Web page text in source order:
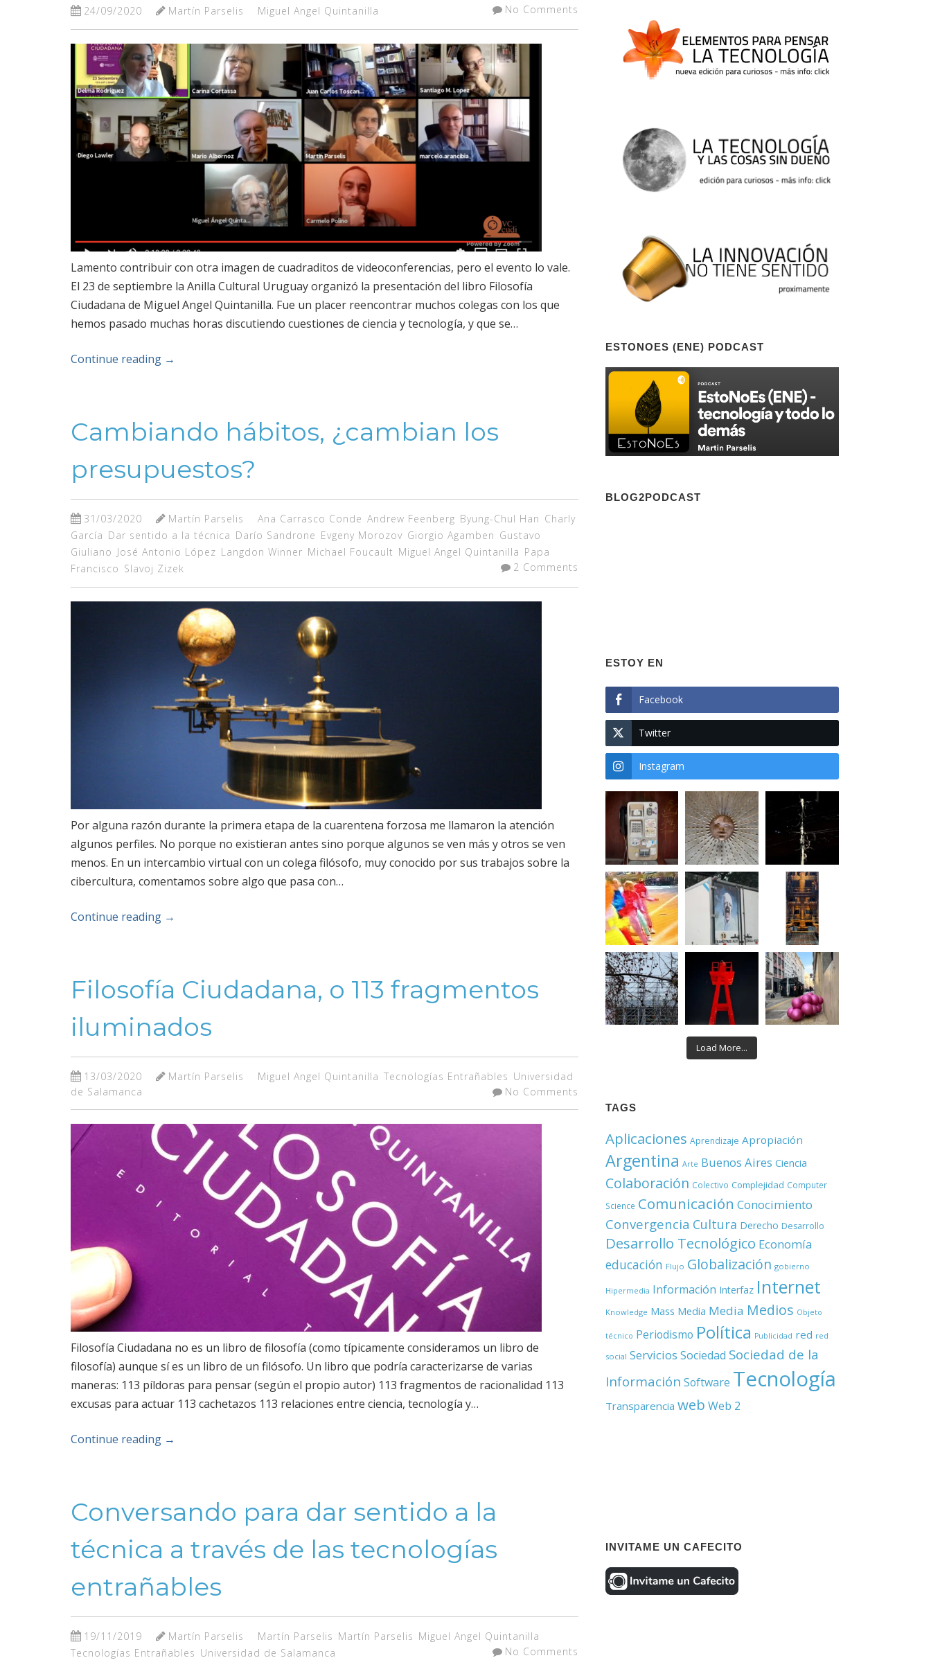
24/09/2020 Martín Parselis Miguel Angel Quintanilla No Comments
Lamento contribuir con otra imagen de cuadraditos de videoconferencias, pero el evento lo vale.
El 23 de septiembre la Anilla Cultural Uruguay organizó la presentación del libro Filosofía
Ciudadana de Miguel Angel Quintanilla. Fue un placer reencontrar muchos colegas con los que
hemos pasado muchas horas discutiendo cuestiones de ciencia y tecnología, y que se…
Continue reading →
Cambiando hábitos, ¿cambian los
presupuestos?
31/03/2020 Martín Parselis Ana Carrasco Conde Andrew Feenberg Byung-Chul Han Charly
García Dar sentido a la técnica Darío Sandrone Evgeny Morozov Giorgio Agamben Gustavo
Giuliano José Antonio López Langdon Winner Michael Foucault Miguel Angel Quintanilla Papa
Francisco Slavoj Zizek 2 Comments
Por alguna razón durante la primera etapa de la cuarentena forzosa me llamaron la atención
algunos perfiles. No porque no existieran antes sino porque algunos se ven más y otros se ven
menos. En un intercambio virtual con un colega filósofo, muy conocido por sus trabajos sobre la
cibercultura, comentamos sobre algo que pasa con…
Continue reading →
Filosofía Ciudadana, o 113 fragmentos
iluminados
13/03/2020 Martín Parselis Miguel Angel Quintanilla Tecnologías Entrañables Universidad
de Salamanca
No Comments
Filosofía Ciudadana no es un libro de filosofía (como típicamente consideramos un libro de
filosofía) aunque sí es un libro de un filósofo. Un libro que podría caracterizarse de varias
maneras: 113 píldoras para pensar (según el propio autor) 113 fragmentos de racionalidad 113
excusas para actuar 113 cachetazos 113 relaciones entre ciencia, tecnología y…
Continue reading →
Conversando para dar sentido a la
técnica a través de las tecnologías
entrañables
19/11/2019 Martín Parselis Martín Parselis Martín Parselis Miguel Angel Quintanilla
Tecnologías Entrañables Universidad de Salamanca No Comments
ESTONOES (ENE) PODCAST
BLOG2PODCAST
ESTOY EN
Facebook
Twitter
Instagram
Load More...
TAGS
Aplicaciones Aprendizaje Apropiación
Argentina Arte Buenos Aires Ciencia
Colaboración Colectivo Complejidad Computer
Science Comunicación Conocimiento
Convergencia Cultura Derecho Desarrollo
Desarrollo Tecnológico Economía
educación Flujo Globalización gobierno
Hipermedia Información Interfaz Internet
Knowledge Mass Media Media Medios Objeto
técnico Periodismo Política Publicidad red red
social Servicios Sociedad Sociedad de la
Información Software Tecnología
Transparencia web Web 2
INVITAME UN CAFECITO